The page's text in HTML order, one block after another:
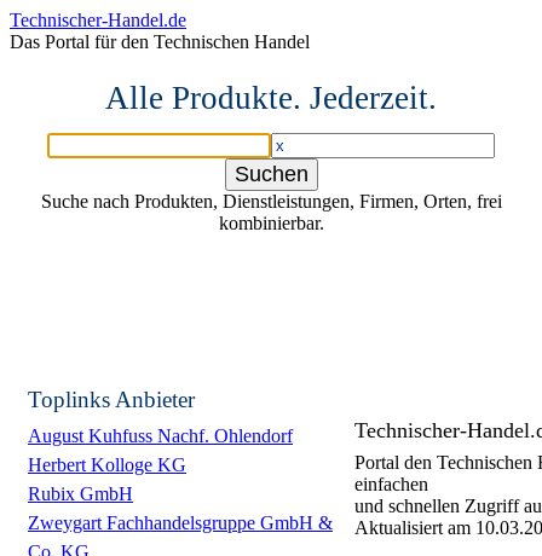
Technischer-Handel.de
Das Portal für den Technischen Handel
Alle Produkte. Jederzeit.
Suche nach Produkten, Dienstleistungen, Firmen, Orten, frei
kombinierbar.
Toplinks Anbieter
August Kuhfuss Nachf. Ohlendorf
Herbert Kolloge KG
Rubix GmbH
Zweygart Fachhandelsgruppe GmbH &
Co. KG
Technischer-
Portal den
einfachen
und schnellen Zugriff
Aktualisiert am